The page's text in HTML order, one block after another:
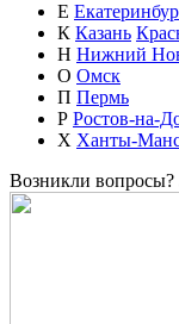
Е
К Казань
Н Нижний
О Омск
П Пермь
Р Ростов-на-
Х Ханты-
Возникли вопросы?